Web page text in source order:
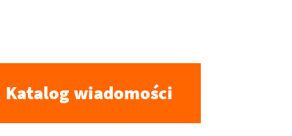
Katalog wiadomości